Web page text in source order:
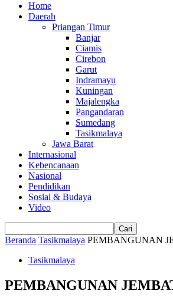
Home
Daerah
Priangan Timur
Banjar
Ciamis
Cirebon
Garut
Indramayu
Kuningan
Majalengka
Pangandaran
Sumedang
Tasikmalaya
Jawa Barat
Internasional
Kebencanaan
Nasional
Pendidikan
Sosial & Budaya
Video
Beranda Tasikmalaya PEMBANGUNAN
Tasikmalaya
PEMBANGUNAN